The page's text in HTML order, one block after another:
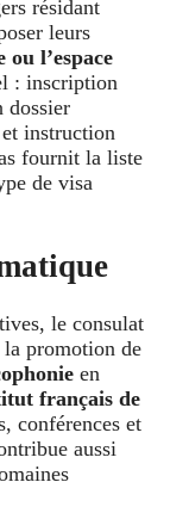
résidant
leurs
l’espace
: inscription
dossier
instruction
fournit la liste
de visa
le consulat
promotion de
en
français de
conférences et
aussi